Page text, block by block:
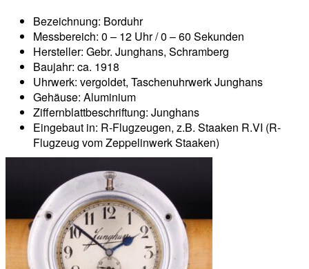
Bezeichnung: Borduhr
Messbereich: 0 – 12 Uhr / 0 – 60 Sekunden
Hersteller: Gebr. Junghans, Schramberg
Baujahr: ca. 1918
Uhrwerk: vergoldet, Taschenuhrwerk Junghans
Gehäuse: Aluminium
Ziffernblattbeschriftung: Junghans
Eingebaut in: R-Flugzeugen, z.B. Staaken R.VI (R-
Flugzeug vom Zeppelinwerk Staaken)